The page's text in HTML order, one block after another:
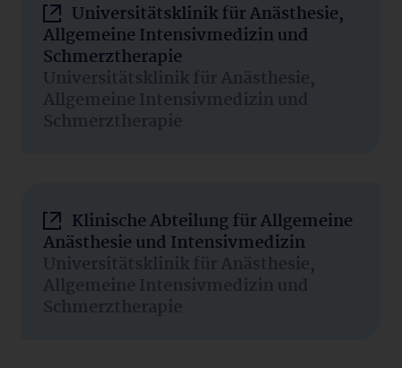
Universitätsklinik für Anästhesie,
Allgemeine Intensivmedizin und
Schmerztherapie
Universitätsklinik für Anästhesie,
Allgemeine Intensivmedizin und
Schmerztherapie
Klinische Abteilung für Allgemeine
Anästhesie und Intensivmedizin
Universitätsklinik für Anästhesie,
Allgemeine Intensivmedizin und
Schmerztherapie